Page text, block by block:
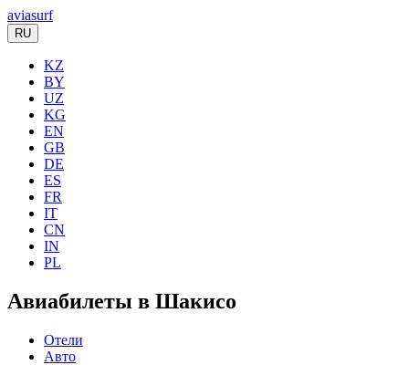
aviasurf
RU
KZ
BY
UZ
KG
EN
GB
DE
ES
FR
IT
CN
IN
PL
Авиабилеты в Шакисо
Отели
Авто